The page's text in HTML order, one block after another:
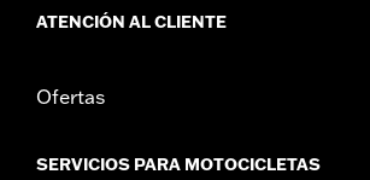
ATENCIÓN AL CLIENTE
Ofertas
SERVICIOS PARA MOTOCICLETAS